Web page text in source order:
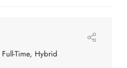
Full-Time, Hybrid